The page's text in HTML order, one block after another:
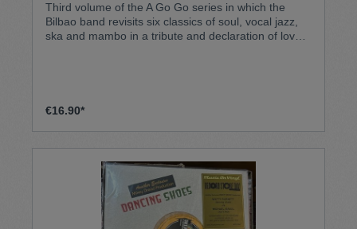
Third volume of the A Go Go series in which the
Bilbao band revisits six classics of soul, vocal jazz,
ska and mambo in a tribute and declaration of love
€16.90*